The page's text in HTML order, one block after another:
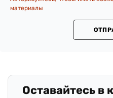
материалы
Оставайтесь в